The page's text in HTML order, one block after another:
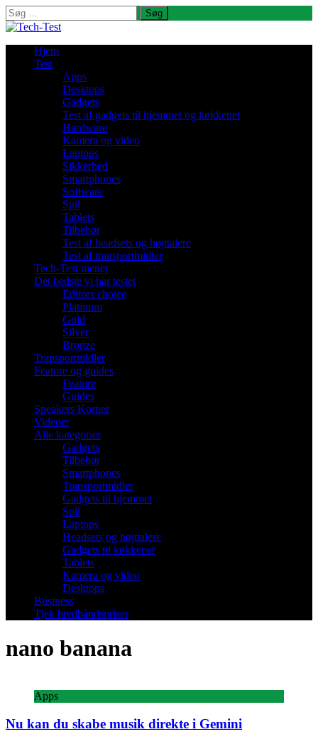
Søg
efter:
Hjem
Test
Apps
Desktops
Gadgets
Test af gadgets til hjemmet og køkkenet
Hardware
Kamera og video
Laptops
Sikkerhed
Smartphones
Software
Spil
Tablets
Tilbehør
Test af headsets og højttalere
Test af transportmidler
Tech-Test mener
Det bedste vi har testet
Editors choice
Platinum
Gold
Silver
Bronze
Transportmidler
Feature og guides
Feature
Guides
Speakers Korner
Videoer
Alle kategorier
Gadgets
Tilbehør
Smartphones
Transportmidler
Gadgets til hjemmet
Spil
Laptops
Headsets og højttalere
Gadgets til køkkenet
Tablets
Kamera og video
Desktops
Business
Tjek bredbåndspriser
nano banana
Apps
Nu kan du skabe musik direkte i Gemini